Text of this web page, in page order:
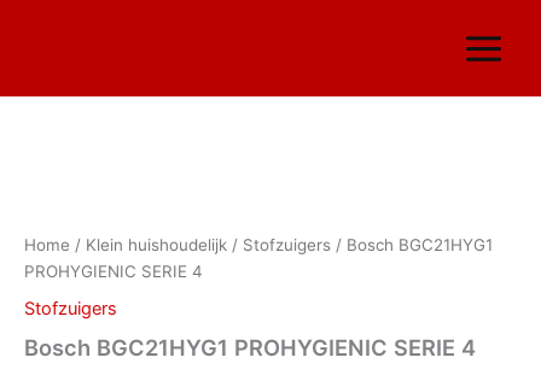
inhoud
Home / Klein huishoudelijk / Stofzuigers / Bosch BGC21HYG1
PROHYGIENIC SERIE 4
Stofzuigers
Bosch BGC21HYG1 PROHYGIENIC SERIE 4
SERIE
4
aantal